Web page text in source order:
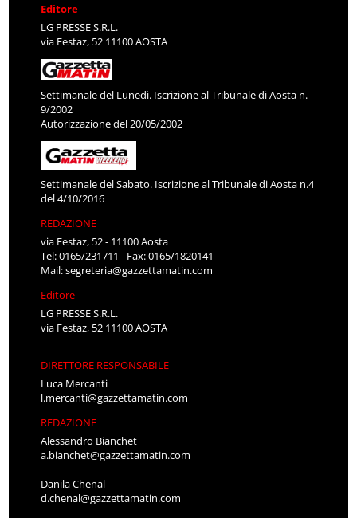
Editore
LG PRESSE S.R.L.
via Festaz, 52 11100 AOSTA
Settimanale del Lunedì. Iscrizione al Tribunale di Aosta n.
9/2002
Autorizzazione del 20/05/2002
Settimanale del Sabato. Iscrizione al Tribunale di Aosta n.4
del 4/10/2016
REDAZIONE
via Festaz, 52 - 11100 Aosta
Tel: 0165/231711 - Fax: 0165/1820141
Mail:segreteria@gazzettamatin.com
Editore
LG PRESSE S.R.L.
via Festaz, 52 11100 AOSTA
DIRETTORE RESPONSABILE
Luca Mercanti
l.mercanti@gazzettamatin.com
REDAZIONE
Alessandro Bianchet
a.bianchet@gazzettamatin.com
Danila Chenal
d.chenal@gazzettamatin.com